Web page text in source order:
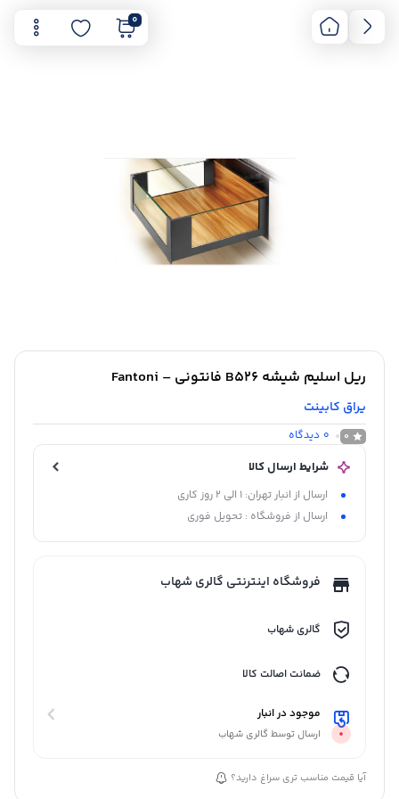
0
ریل اسلیم شیشه B526 فانتونی – Fantoni
یراق کابینت
0
0 دیدگاه
شرایط ارسال کالا
ارسال از انبار تهران: 1 الی 2 روز کاری
ارسال از فروشگاه : تحویل فوری
فروشگاه اینترنتی گالری شهاب
گالری شهاب
ضمانت اصالت کالا
موجود در انبار
ارسال توسط گالری شهاب
آیا قیمت مناسب تری سراغ دارید؟